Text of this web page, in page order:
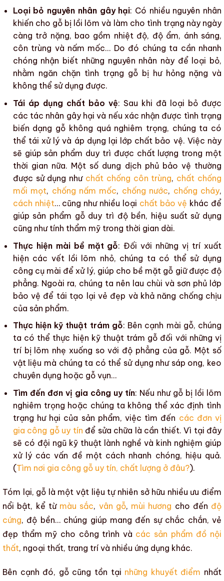
Loại bỏ nguyên nhân gây hại: Có nhiều nguyên nhân
khiến cho gỗ bị lồi lõm và làm cho tình trạng này ngày
càng trở nặng, bao gồm nhiệt độ, độ ẩm, ánh sáng,
côn trùng và nấm mốc… Do đó chúng ta cần nhanh
chóng nhận biết những nguyên nhân này để loại bỏ,
nhằm ngăn chặn tình trạng gỗ bị hư hỏng nặng và
không thể sử dụng được.
Tái áp dụng chất bảo vệ: Sau khi đã loại bỏ được
các tác nhân gây hạivà nếu xác nhận được tình trạng
biến dạng gỗ không quá nghiêm trọng, chúng ta có
thể tái xử lý và áp dụng lại lớp chất bảo vệ. Việc này
sẽ giúp sản phẩm duy trì được chất lượng trong một
thời gian nữa. Một số dung dịch phủ bảo vệ thường
được sử dụng như chất chống côn trùng, chất chống
mối mọt, chống nấm mốc, chống nước, chống cháy,
cách nhiệt… cũng như nhiều loại chất bảo vệ khác để
giúp sản phẩm gỗduy trì độ bền, hiệu suất sử dụng
cũng nhưtính thẩm mỹtrong thời gian dài.
Thực hiện mài bề mặt gỗ: Đối với những vị trí xuất
hiện các vết lồi lõm nhỏ, chúng ta có thể sử dụng
công cụ mài để xử lý, giúp cho bề mặt gỗ giữ được độ
phẳng. Ngoài ra, chúng ta nên lau chùi và sơn phủ lớp
bảo vệ để tái tạo lại vẻ đẹp và khả năng chống chịu
của sản phẩm.
Thực hiện kỹ thuật trám gỗ: Bên cạnh mài gỗ, chúng
ta có thể thực hiện kỹ thuật trám gỗ đối với những vị
trí bị lõm nhẹ xuống so với độ phẳng của gỗ. Một số
vật liệu mà chúng ta có thể sử dụng như sáp ong, keo
chuyên dụng hoặc gỗ vụn…
Tìm đến đơn vị gia công uy tín: Nếu như gỗ bị lồi lõm
nghiêm trọng hoặc chúng ta không thể xác định tình
trạng hư hại của sản phẩm, việc tìm đến các đơn vị
gia công gỗ uy tín để sửa chữa là cần thiết. Vì tại đây
sẽ có đội ngũ kỹ thuật lành nghề và kinh nghiệm giúp
xử lý các vấn đề một cách nhanh chóng, hiệu quả.
(Tìm nơi gia công gỗ uy tín, chất lượng ở đâu?).
Tóm lại, gỗ là một vật liệu tự nhiên sở hữu nhiều ưu điểm
nổi bật, kể từ màu sắc, vân gỗ, mùi hương cho đến độ
cứng, độ bền… chúng giúp mang đến sự chắc chắn, vẻ
đẹp thẩm mỹ cho công trình và các sản phẩm đồ nội
thất, ngoại thất, trang trí và nhiều ứng dụng khác.
Bên cạnh đó, gỗ cũng tồn tại những khuyết điểm nhất